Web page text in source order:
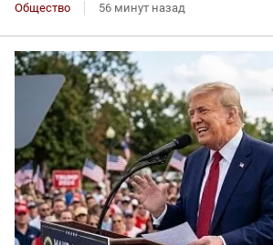
Общество 56 минут назад